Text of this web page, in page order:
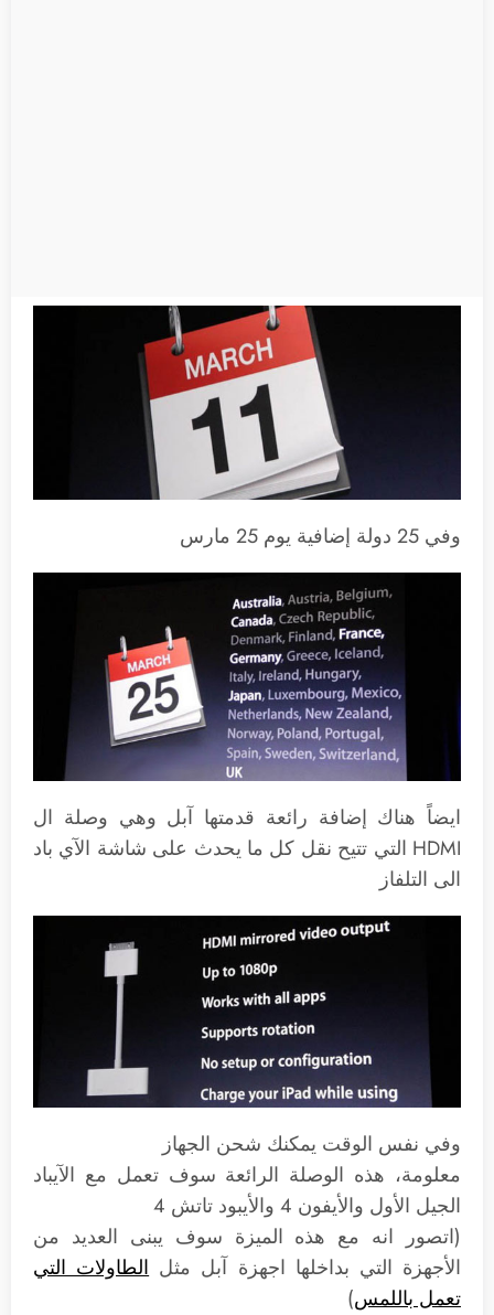
وفي 25 دولة إضافية يوم 25 مارس
ايضاً هناك إضافة رائعة قدمتها آبل وهي وصلة ال
HDMI التي تتيح نقل كل ما يحدث على شاشة الآي باد
الى التلفاز
وفي نفس الوقت يمكنك شحن الجهاز
معلومة، هذه الوصلة الرائعة سوف تعمل مع الآيباد
الجيل الأول والأيفون 4 والأيبود تاتش 4
(اتصور انه مع هذه الميزة سوف يبنى العديد من
الأجهزة التي بداخلها اجهزة آبل مثلالطاولات التي
تعمل باللمس)